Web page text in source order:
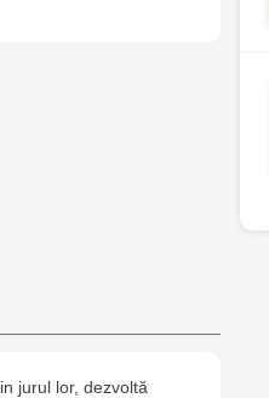
jurul lor, dezvoltă